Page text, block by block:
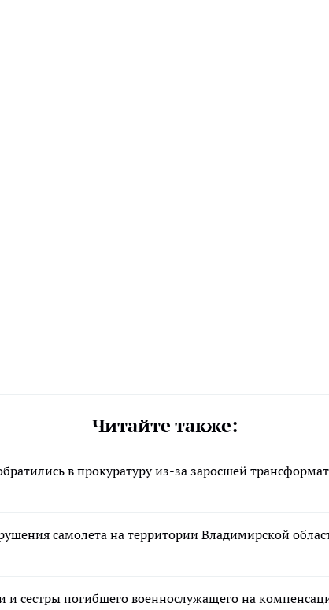
Читайте также:
в прокуратуру из-за заросшей
самолета на территории Владимирской
и сестры погибшего военнослужащего на